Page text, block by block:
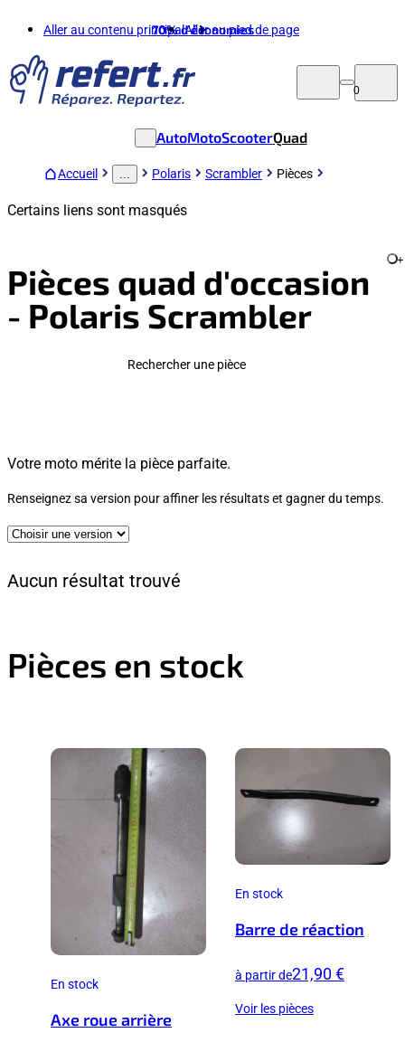
Aller au contenu principalAller au pied de page
70%d'économies
0
AutoMotoScooterQuad
Accueil Polaris Scrambler Pièces
Certains liens sont masqués
Pièces quad d'occasion
- Polaris Scrambler
+
Rechercher une pièce
Votre moto mérite la pièce parfaite.
Renseignez sa version pour affiner les résultats et gagner du temps.
Aucun résultat trouvé
Pièces en stock
En stock
Axe roue arrière
En stock
Barre de réaction
à partir de21,90 €
Voir les pièces